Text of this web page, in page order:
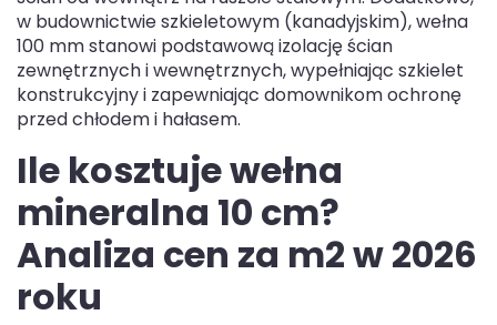
w budownictwie szkieletowym (kanadyjskim), wełna
100 mm stanowi podstawową izolację ścian
zewnętrznych i wewnętrznych, wypełniając szkielet
konstrukcyjny i zapewniając domownikom ochronę
przed chłodem i hałasem.
Ile kosztuje wełna
mineralna 10 cm?
Analiza cen za m2 w 2026
roku